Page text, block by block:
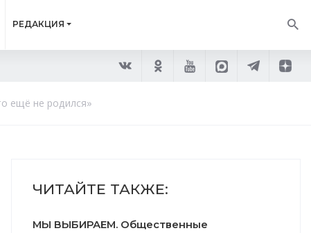
РЕДАКЦИЯ
ещё не родился»
ЧИТАЙТЕ ТАКЖЕ:
МЫ ВЫБИРАЕМ. Общественные